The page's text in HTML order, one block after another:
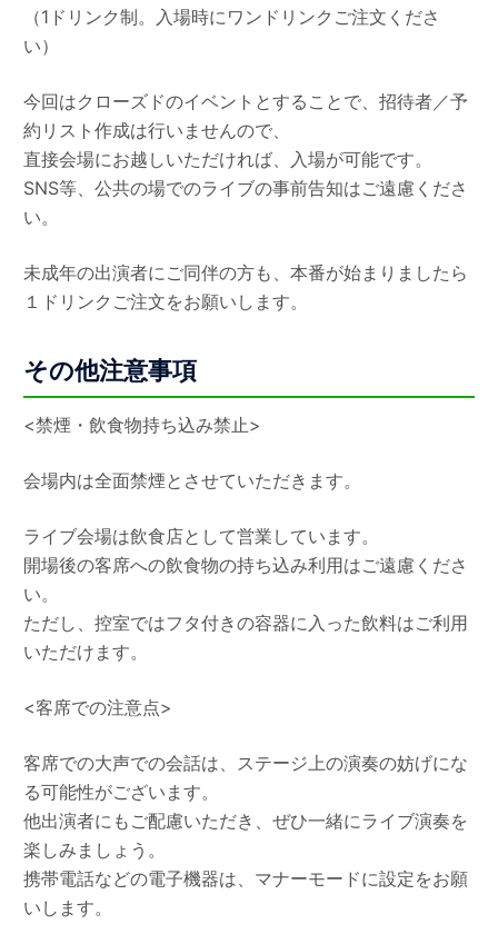
（1ドリンク制。入場時にワンドリンクご注文くださ
い）
今回はクローズドのイベントとすることで、招待者／予
約リスト作成は行いませんので、
直接会場にお越しいただければ、入場が可能です。
SNS等、公共の場でのライブの事前告知はご遠慮くださ
い。
未成年の出演者にご同伴の方も、本番が始まりましたら
１ドリンクご注文をお願いします。
その他注意事項
<禁煙・飲食物持ち込み禁止>
会場内は全面禁煙とさせていただきます。
ライブ会場は飲食店として営業しています。
開場後の客席への飲食物の持ち込み利用はご遠慮くださ
い。
ただし、控室ではフタ付きの容器に入った飲料はご利用
いただけます。
<客席での注意点>
客席での大声での会話は、ステージ上の演奏の妨げにな
る可能性がございます。
他出演者にもご配慮いただき、ぜひ一緒にライブ演奏を
楽しみましょう。
携帯電話などの電子機器は、マナーモードに設定をお願
いします。